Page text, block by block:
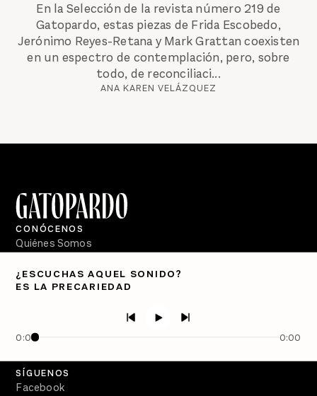
En la Selección de la revista número 219 de
Gatopardo, estas piezas de Frida Escobedo,
Jerónimo Reyes-Retana y Mark Grattan coexisten
en un espectro de contemplación, pero, sobre
todo, de reconciliaci...
ANA KAREN VELÁZQUEZ
¿ESCUCHAS AQUEL SONIDO?
ES LA PRECARIEDAD
0:00 0:00
CONÓCENOS
Quiénes Somos
PÓDCASTS
Crecer en Distopía
SÍGUENOS
Facebook